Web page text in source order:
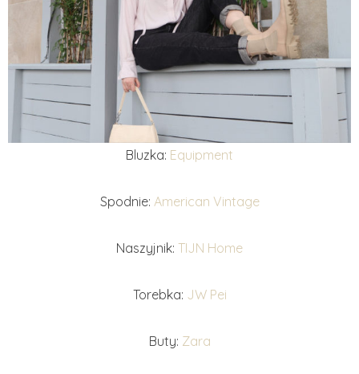
Bluzka: Equipment
Spodnie: American Vintage
Naszyjnik: TIJN Home
Torebka: JW Pei
Buty: Zara